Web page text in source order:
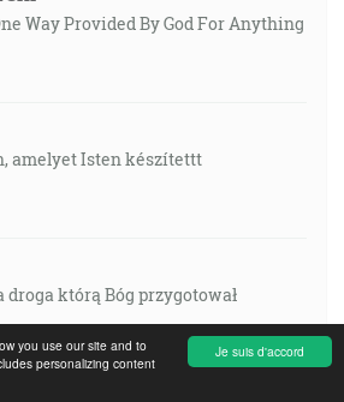
Je suis d'accord
you use our site and to
personalizing content
Way Provided By God For Anything
amelyet Isten készítettt
którą Bóg przygotował